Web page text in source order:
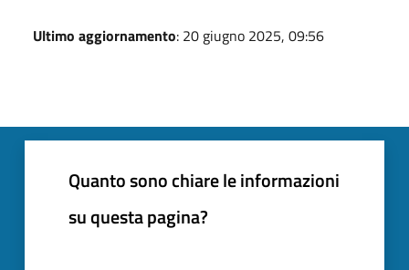
Ultimo aggiornamento: 20 giugno 2025, 09:56
Quanto sono chiare le informazioni
su questa pagina?